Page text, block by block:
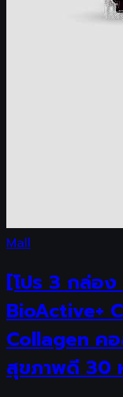
Mall
[โปร 3 กล่อ
BioActive+
Collagen ค
สุขภาพดี 30